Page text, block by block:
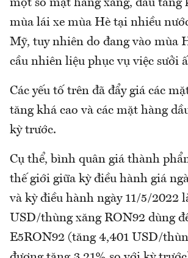
một số mặt hàng xăng, dầu tăng
mùa lái xe mùa Hè tại nhiều
Mỹ, tuy nhiên do đang vào mùa
cầu nhiên liệu phục vụ việc sưởi
Các yếu tố trên đã đẩy giá các
tăng khá cao và các mặt hàng
kỳ trước.
Cụ thể, bình quân giá thành
thế giới giữa kỳ điều hành giá
và kỳ điều hành ngày 11/5/2022
USD/thùng xăng RON92 dùng
E5RON92 (tăng 4,401 USD/